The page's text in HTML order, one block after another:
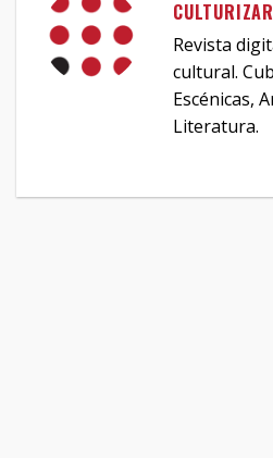
Revista
cultural.
Escénicas,
Literatura.